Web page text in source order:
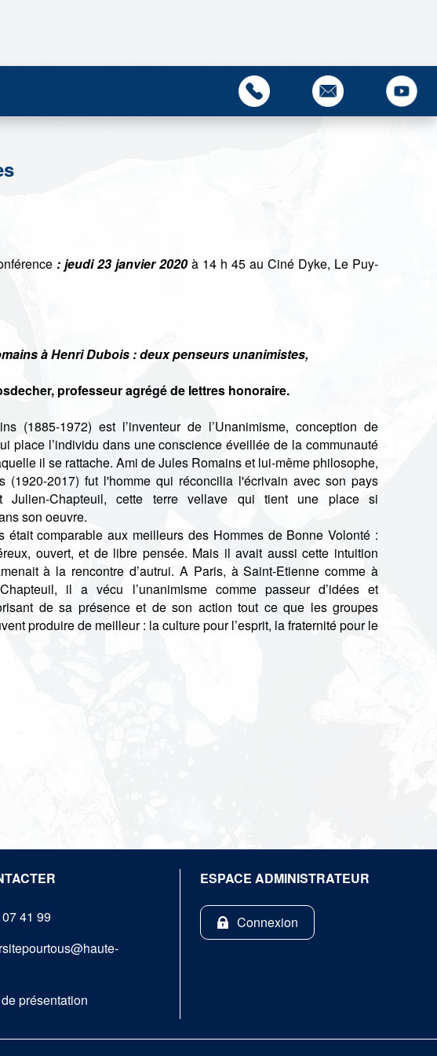
: jeudi 23 janvier 2020à 14 h 45 au Ciné Dyke, Le Puy-
à Henri Dubois : deux penseurs unanimistes,
professeur agrégé de lettres honoraire.
(1885-1972) est l’inventeur de l’Unanimisme, conception de
place l’individu dans une conscience éveillée de la communauté
il se rattache. Ami de Jules Romains et lui-même philosophe,
(1920-2017) fut l'homme qui réconcilia l'écrivain avec son pays
Julien-Chapteuil, cette terre vellave qui tient une place si
son oeuvre.
était comparable aux meilleurs des Hommes de Bonne Volonté :
ouvert, et de libre pensée. Mais il avait aussi cette intuition
à la rencontre d’autrui. A Paris, à Saint-Etienne comme à
Chapteuil, il a vécu l’unanimisme comme passeur d’idées et
de sa présence et de son action tout ce que les groupes
produire de meilleur : la culture pour l’esprit, la fraternité pour le
41 99
présentation
ESPACE ADMINISTRATEUR
Connexion